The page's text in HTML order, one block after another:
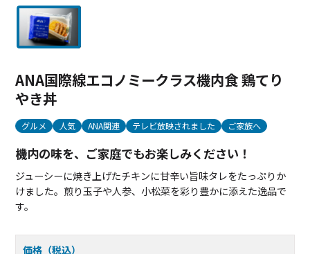
ANA国際線エコノミークラス機内食 鶏てり
やき丼
グルメ 人気 ANA関連 テレビ放映されました ご家族へ
機内の味を、ご家庭でもお楽しみください！
ジューシーに焼き上げたチキンに甘辛い旨味タレをたっぷりか
けました。煎り玉子や人参、小松菜を彩り豊かに添えた逸品で
す。
価格（税込）